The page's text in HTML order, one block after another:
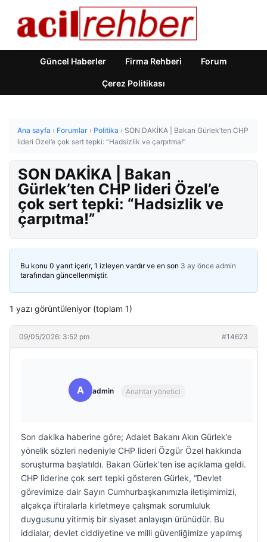
Güncel Haberler Firma Rehberi Forum
Çerez Politikası
Ana sayfa › Forumlar › Politika › SON DAKİKA | Bakan Gürlek’ten CHP
lideri Özel’e çok sert tepki: “Hadsizlik ve çarpıtma!”
SON DAKİKA | Bakan
Gürlek’ten CHP lideri Özel’e
çok sert tepki: “Hadsizlik ve
çarpıtma!”
Bu konu 0 yanıt içerir, 1 izleyen vardır ve en son 3 ay önce admin
tarafından güncellenmiştir.
1 yazı görüntüleniyor (toplam 1)
09/05/2026: 3:52 pm #14623
A admin Anahtar yönetici
Son dakika haberine göre; Adalet Bakanı Akın Gürlek’e
yönelik sözleri nedeniyle CHP lideri Özgür Özel hakkında
soruşturma başlatıldı. Bakan Gürlek’ten ise açıklama geldi.
CHP liderine çok sert tepki gösteren Gürlek, “Devlet
görevimize dair Sayın Cumhurbaşkanımızla iletişimimizi,
alçakça iftiralarla kirletmeye çalışmak sorumluluk
duygusunu yitirmiş bir siyaset anlayışın ürünüdür. Bu
iddialar, devlet ciddiyetine ve milli güvenliğimize yapılmış